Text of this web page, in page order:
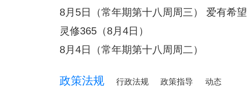
8月5日（常年期第十八周周三） 爱有希望
灵修365（8月4日）
8月4日（常年期第十八周周二）
政策法规 行政法规 政策指导 动态